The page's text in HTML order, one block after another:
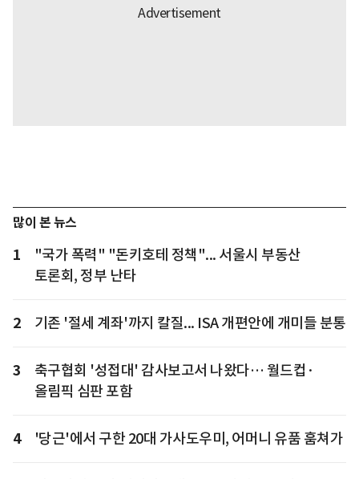
많이 본 뉴스
1
"국가 폭력" "돈키호테 정책"... 서울시 부동산
토론회, 정부 난타
2 기존 '절세 계좌'까지 칼질... ISA 개편안에 개미들 분통
3
축구협회 '성접대' 감사보고서 나왔다… 월드컵·
올림픽 심판 포함
4 '당근'에서 구한 20대 가사도우미, 어머니 유품 훔쳐가